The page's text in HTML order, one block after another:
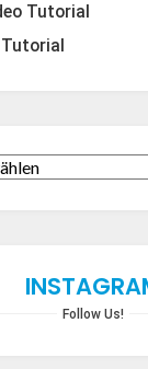
Tutorial
Follow Us!